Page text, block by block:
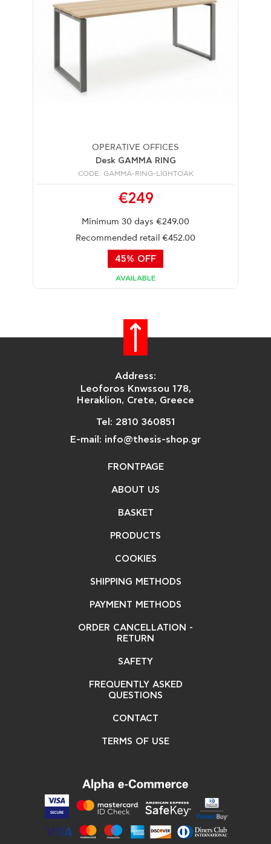
OPERATIVE OFFICES
Desk GAMMA RING
CODE: GAMMA-RING-LIGHTOAK
€249
Minimum 30 days €249.00
Recommended retail €452.00
45% OFF
AVAILABLE
Address:
Leoforos Knwssou 178,
Heraklion, Crete, Greece
Tel: 2810 360851
E-mail: info@thesis-shop.gr
FRONTPAGE
ABOUT US
BASKET
PRODUCTS
COOKIES
SHIPPING METHODS
PAYMENT METHODS
ORDER CANCELLATION -
RETURN
SAFETY
FREQUENTLY ASKED
QUESTIONS
CONTACT
TERMS OF USE